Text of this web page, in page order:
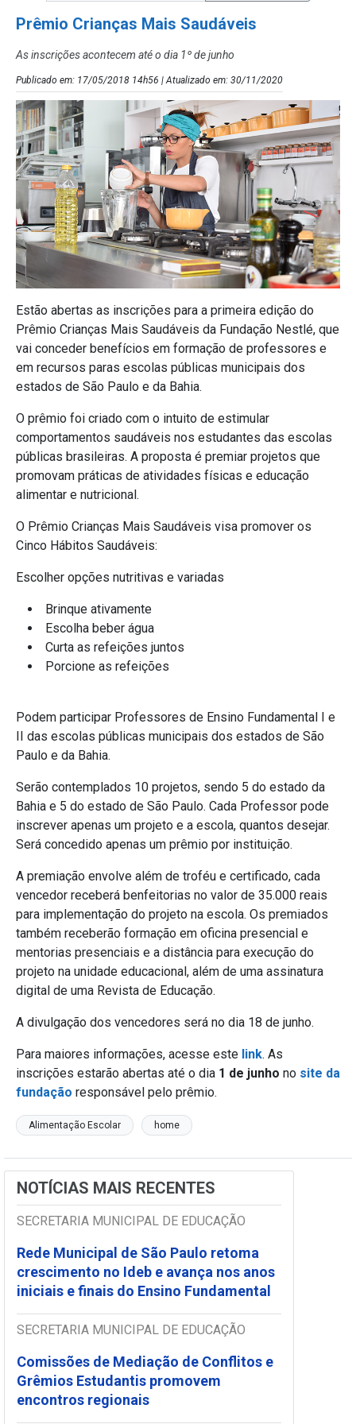
Prêmio Crianças Mais Saudáveis
As inscrições acontecem até o dia 1º de junho
Publicado em: 17/05/2018 14h56 | Atualizado em: 30/11/2020
Estão abertas as inscrições para a primeira edição do
Prêmio Crianças Mais Saudáveis da Fundação Nestlé, que
vai conceder benefícios em formação de professores e
em recursos paras escolas públicas municipais dos
estados de São Paulo e da Bahia.
O prêmio foi criado com o intuito de estimular
comportamentos saudáveis nos estudantes das escolas
públicas brasileiras. A proposta é premiar projetos que
promovam práticas de atividades físicas e educação
alimentar e nutricional.
O Prêmio Crianças Mais Saudáveis visa promover os
Cinco Hábitos Saudáveis:
Escolher opções nutritivas e variadas
Brinque ativamente
Escolha beber água
Curta as refeições juntos
Porcione as refeições
Podem participar Professores de Ensino Fundamental I e
II das escolas públicas municipais dos estados de São
Paulo e da Bahia.
Serão contemplados 10 projetos, sendo 5 do estado da
Bahia e 5 do estado de São Paulo. Cada Professor pode
inscrever apenas um projeto e a escola, quantos desejar.
Será concedido apenas um prêmio por instituição.
A premiação envolve além de troféu e certificado, cada
vencedor receberá benfeitorias no valor de 35.000 reais
para implementação do projeto na escola. Os premiados
também receberão formação em oficina presencial e
mentorias presenciais e a distância para execução do
projeto na unidade educacional, além de uma assinatura
digital de uma Revista de Educação.
A divulgação dos vencedores será no dia 18 de junho.
Para maiores informações, acesse este link. As
inscrições estarão abertas até o dia 1 de junho no site da
fundação responsável pelo prêmio.
Alimentação Escolar home
NOTÍCIAS MAIS RECENTES
SECRETARIA MUNICIPAL DE EDUCAÇÃO
Rede Municipal de São Paulo retoma
crescimento no Ideb e avança nos anos
iniciais e finais do Ensino Fundamental
SECRETARIA MUNICIPAL DE EDUCAÇÃO
Comissões de Mediação de Conflitos e
Grêmios Estudantis promovem
encontros regionais